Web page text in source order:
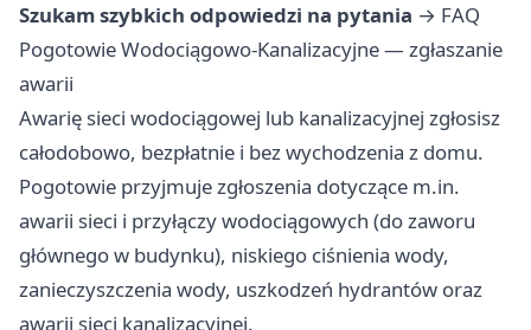
Szukam szybkich odpowiedzi na pytania → FAQ
Pogotowie Wodociągowo-Kanalizacyjne — zgłaszanie
awarii
Awarię sieci wodociągowej lub kanalizacyjnej zgłosisz
całodobowo, bezpłatnie i bez wychodzenia z domu.
Pogotowie przyjmuje zgłoszenia dotyczące m.in.
awarii sieci i przyłączy wodociągowych (do zaworu
głównego w budynku), niskiego ciśnienia wody,
zanieczyszczenia wody, uszkodzeń hydrantów oraz
awarii sieci kanalizacyjnej.